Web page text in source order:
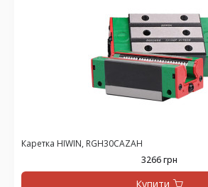
Каретка HIWIN, RGH30CAZAH
3266 грн
Купити